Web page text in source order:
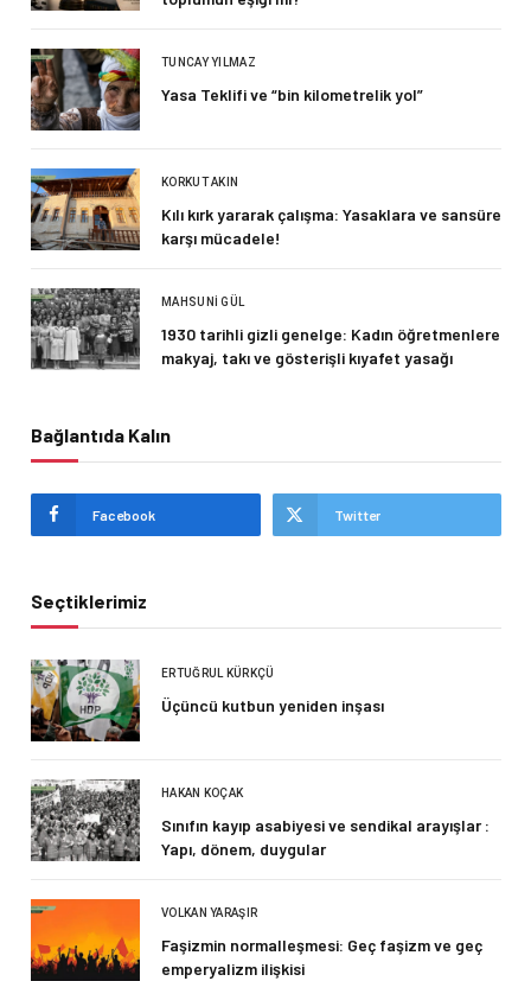
TUNCAY YILMAZ
Yasa Teklifi ve “bin kilometrelik yol”
KORKUT AKIN
Kılı kırk yararak çalışma: Yasaklara ve sansüre
karşı mücadele!
MAHSUNI GÜL
1930 tarihli gizli genelge: Kadın öğretmenlere
makyaj, takı ve gösterişli kıyafet yasağı
Bağlantıda Kalın
Facebook Twitter
Seçtiklerimiz
ERTUĞRUL KÜRKÇÜ
Üçüncü kutbun yeniden inşası
HAKAN KOÇAK
Sınıfın kayıp asabiyesi ve sendikal arayışlar :
Yapı, dönem, duygular
VOLKAN YARAŞIR
Faşizmin normalleşmesi: Geç faşizm ve geç
emperyalizm ilişkisi